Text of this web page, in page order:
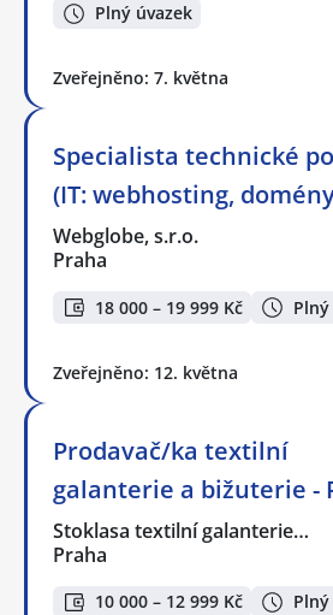
Plný úvazek
Zveřejněno: 7. května
Specialista technické
(IT: webhosting,
Webglobe, s.r.o.
Praha
18 000 – 19 999 Kč
Zveřejněno: 12. května
Prodavač/ka textilní
galanterie a bižuterie -
Stoklasa textilní galanterie…
Praha
10 000 – 12 999 Kč